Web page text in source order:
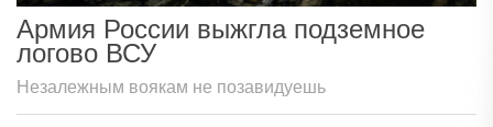
Армия России выжгла подземное
логово ВСУ
Незалежным воякам не позавидуешь